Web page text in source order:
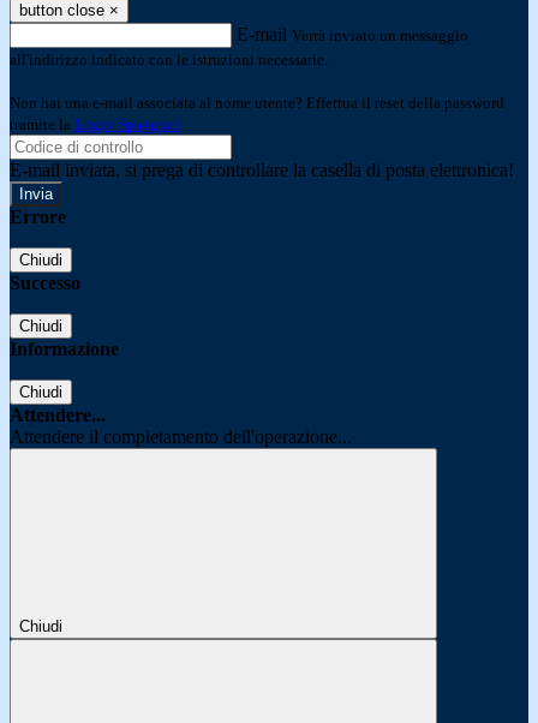
button close ×
E-mail Verrà inviato un messaggio
all'indirizzo indicato con le istruzioni necessarie.
Non hai una e-mail associata al nome utente? Effettua il reset della password
tramite la Login Spaggiari
E-mail inviata, si prega di controllare la casella di posta elettronica!
Errore
Chiudi
Successo
Chiudi
Informazione
Chiudi
Attendere...
Attendere il completamento dell'operazione...
Chiudi